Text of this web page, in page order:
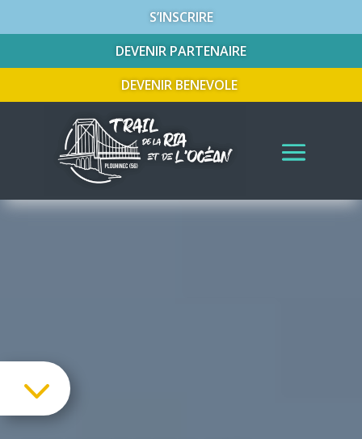
S’INSCRIRE
DEVENIR PARTENAIRE
DEVENIR BENEVOLE
3